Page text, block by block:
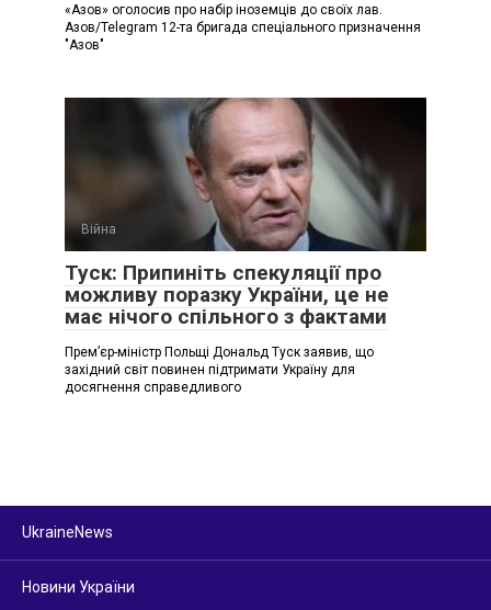
«Азов» оголосив про набір іноземців до своїх лав.
Азов/Telegram 12-та бригада спеціального призначення
"Азов"
Війна
Туск: Припиніть спекуляції про
можливу поразку України, це не
має нічого спільного з фактами
Премʼєр-міністр Польщі Дональд Туск заявив, що
західний світ повинен підтримати Україну для
досягнення справедливого
UkraineNews
Новини України